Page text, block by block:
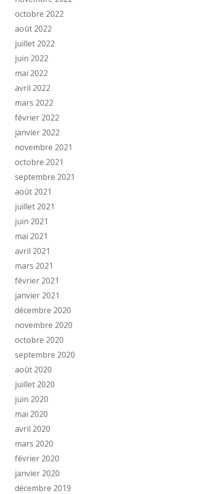
octobre 2022
août 2022
juillet 2022
juin 2022
mai 2022
avril 2022
mars 2022
février 2022
janvier 2022
novembre 2021
octobre 2021
septembre 2021
août 2021
juillet 2021
juin 2021
mai 2021
avril 2021
mars 2021
février 2021
janvier 2021
décembre 2020
novembre 2020
octobre 2020
septembre 2020
août 2020
juillet 2020
juin 2020
mai 2020
avril 2020
mars 2020
février 2020
janvier 2020
décembre 2019